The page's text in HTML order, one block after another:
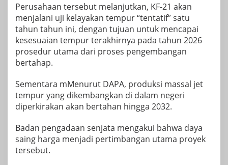
Perusahaan tersebut melanjutkan, KF-21 akan
menjalani uji kelayakan tempur “tentatif” satu
tahun tahun ini, dengan tujuan untuk mencapai
kesesuaian tempur terakhirnya pada tahun 2026
prosedur utama dari proses pengembangan
bertahap.
Sementara mMenurut DAPA, produksi massal jet
tempur yang dikembangkan di dalam negeri
diperkirakan akan bertahan hingga 2032.
Badan pengadaan senjata mengakui bahwa daya
saing harga menjadi pertimbangan utama proyek
tersebut.